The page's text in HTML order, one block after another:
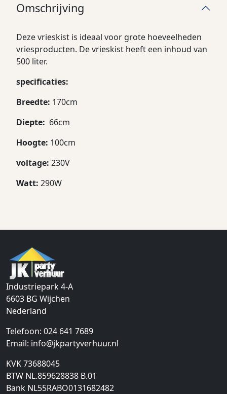
Omschrijving
Deze vrieskist is ideaal voor grote hoeveelheden
vriesproducten. De vrieskist heeft een inhoud van
500 liter.
specificaties:
Breedte: 170cm
Diepte: 66cm
Hoogte: 100cm
voltage: 230V
Watt: 290W
Industriepark 4-A
6603 BG Wijchen
Nederland
Telefoon: 024 641 7689
Email: info@jkpartyverhuur.nl
KVK 73688045
BTW NL.859628838 B.01
Bank NL55RABO0131682482